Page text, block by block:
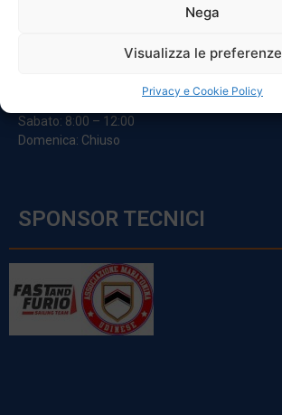
Nega
Visualizza le preferenze
Privacy e Cookie Policy
Sabato: 8:00 – 12:00
Domenica: Chiuso
SPONSOR TECNICI